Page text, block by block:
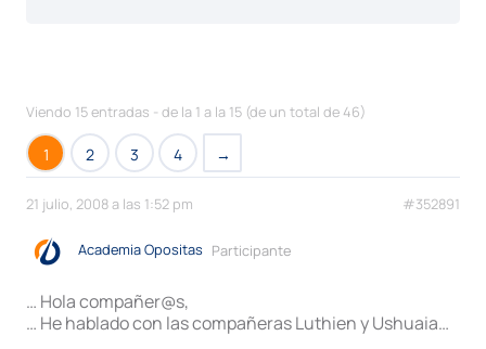
Viendo 15 entradas - de la 1 a la 15 (de un total de 46)
1 2 3 4 →
21 julio, 2008 a las 1:52 pm #352891
Academia Opositas Participante
… Hola compañer@s,
… He hablado con las compañeras Luthien y Ushuaia…